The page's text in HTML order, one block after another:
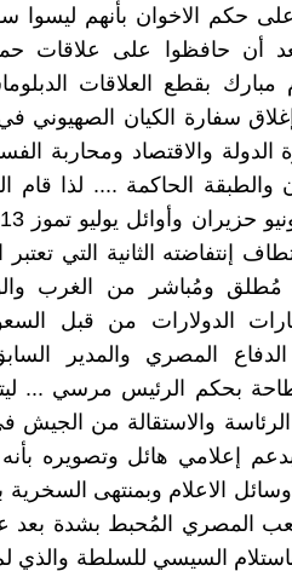
حكم الاخوان بأنهم
أن حافظوا على علاقات
بقطع العلاقات
سفارة الكيان الصهيوني
والاقتصاد ومحاربة
والطبقة الحاكمة .... لذا
الثانية التي تعتبر
ومُباشر من الغرب
الدولارات من قبل
المصري والمدير
بحكم الرئيس مرسي ...
إعلامي هائل وتصويره
الاعلام وبمنتهى السخرية
المصري المُحبط بشدة بعد
السيسي للسلطة والذي